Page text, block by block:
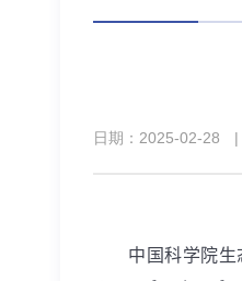
日期：2025-02-28 |
中国科学院